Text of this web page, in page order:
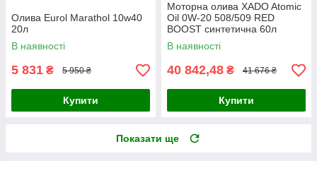
Олива Eurol Marathol 10w40
20л
В наявності
5 831 ₴ 5 950 ₴
Купити
Моторна олива XADO Atomic
Oil 0W-20 508/509 RED
BOOST синтетична 60л
В наявності
40 842,48 ₴ 41 676 ₴
Купити
Показати ще